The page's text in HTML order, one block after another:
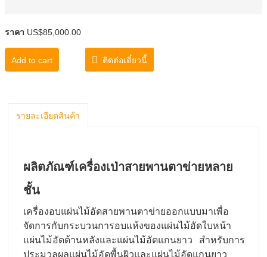
ราคา US$85,000.00
Add to cart ติดต่อเดี๋ยวนี้
รายละเอียดสินค้า
ผลิตภัณฑ์เครื่องเป่าสายพานตาข่ายหลาย
ชั้น
เครื่องอบแผ่นไม้อัดสายพานตาข่ายออกแบบมาเพื่อ
จัดการกับกระบวนการอบแห้งของแผ่นไม้อัดใบหน้า
แผ่นไม้อัดด้านหลังและแผ่นไม้อัดแกนยาว สําหรับการ
ประมวลผลแผ่นไม้อัดพื้นผิวและแผ่นไม้อัดแกนยาว